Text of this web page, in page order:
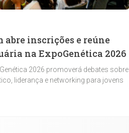
inscrições e reúne
na ExpoGenética 2026
2026 promoverá debates sobre
liderança e networking para jovens